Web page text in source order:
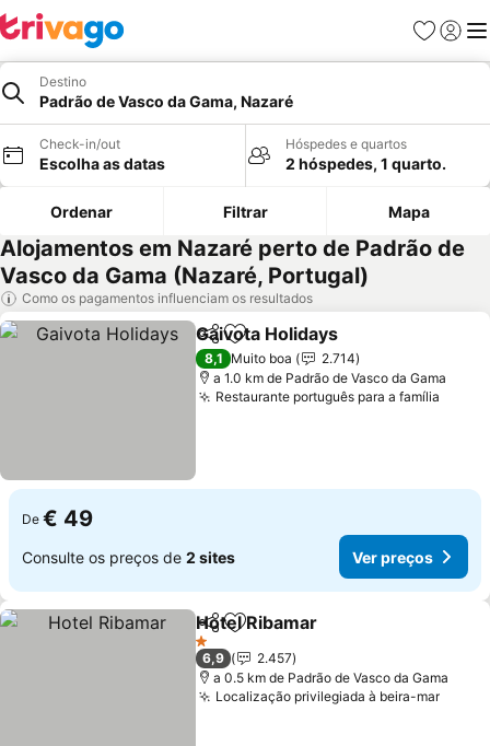
Favoritos
Iniciar
Destino
Padrão de Vasco da Gama, Nazaré
Check-in/out
Escolha as datas
Hóspedes e quartos
2 hóspedes, 1 quarto.
Ordenar Filtrar Mapa
Alojamentos em Nazaré perto de Padrão de
Vasco da Gama (Nazaré, Portugal)
Como os pagamentos influenciam os resultados
PartilharAdicionar aos favoritos
Gaivota Holidays
8,1 Muito boa
2.714
a 1.0 km de Padrão de Vasco da Gama
Restaurante português para a família
De € 49
Consulte os preços de 2 sites Ver preços
PartilharAdicionar aos favoritos
Hotel Ribamar
1 Estrelas
6,9
2.457
a 0.5 km de Padrão de Vasco da Gama
Localização privilegiada à beira-mar